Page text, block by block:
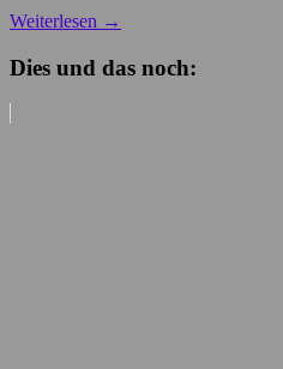
Weiterlesen →
Dies und das noch: